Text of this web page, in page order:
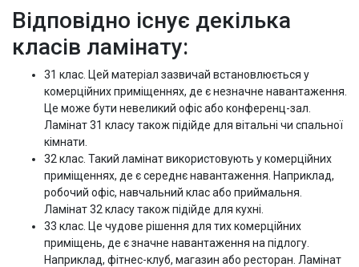
Відповідно існує декілька
класів ламінату:
31 клас. Цей матеріал зазвичай встановлюється у
комерційних приміщеннях, де є незначне навантаження.
Це може бути невеликий офіс або конференц-зал.
Ламінат 31 класу також підійде для вітальні чи спальної
кімнати.
32 клас. Такий ламінат використовують у комерційних
приміщеннях, де є середнє навантаження. Наприклад,
робочий офіс, навчальний клас або приймальня.
Ламінат 32 класу також підійде для кухні.
33 клас. Це чудове рішення для тих комерційних
приміщень, де є значне навантаження на підлогу.
Наприклад, фітнес-клуб, магазин або ресторан. Ламінат